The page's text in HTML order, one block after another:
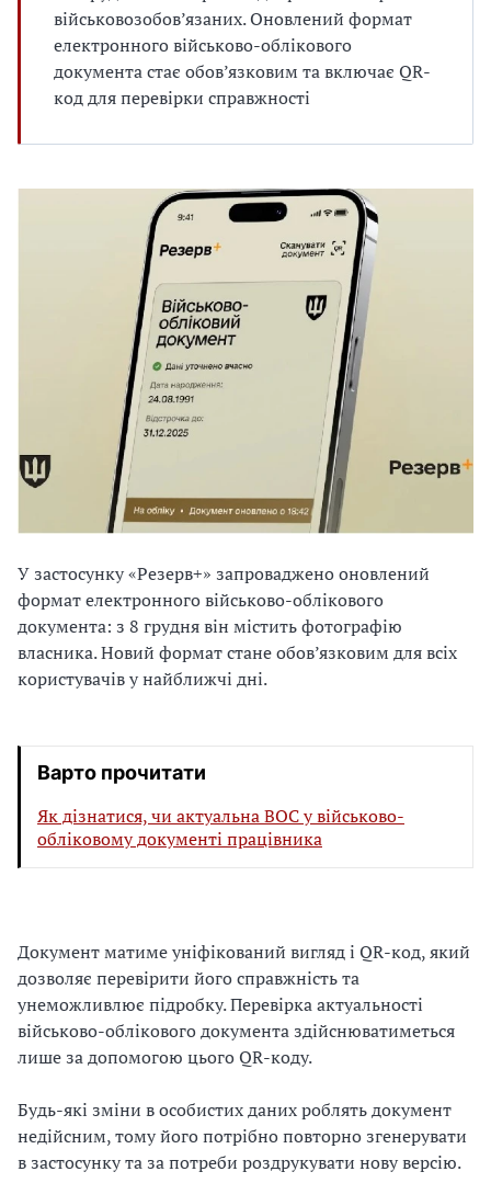
військовозобов’язаних. Оновлений формат
електронного військово-облікового
документа стає обов’язковим та включає QR-
код для перевірки справжності
У застосунку «Резерв+» запроваджено оновлений
формат електронного військово-облікового
документа: з 8 грудня він містить фотографію
власника. Новий формат стане обов’язковим для всіх
користувачів у найближчі дні.
Варто прочитати
Як дізнатися, чи актуальна ВОС у військово-
обліковому документі працівника
Документ матиме уніфікований вигляд і QR-код, який
дозволяє перевірити його справжність та
унеможливлює підробку. Перевірка актуальності
військово-облікового документа здійснюватиметься
лише за допомогою цього QR-коду.
Будь-які зміни в особистих даних роблять документ
недійсним, тому його потрібно повторно згенерувати
в застосунку та за потреби роздрукувати нову версію.